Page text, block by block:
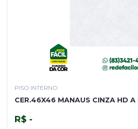
PISO INTERNO
CER.46X46 MANAUS CINZA HD A
R$ -